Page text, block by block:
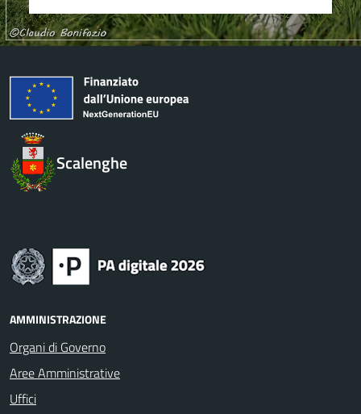
Scalenghe
AMMINISTRAZIONE
Organi di Governo
Aree Amministrative
Uffici